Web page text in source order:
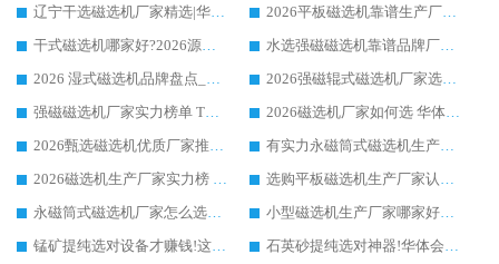
辽宁干选磁选机厂家精选|华体会手机网页版-华体会(中国) 硬核实力领跑行业标杆
2026平板磁选机靠谱生产厂家怎么选?行业标杆华体会手机网页版-华体会(中国) ，凭硬实力脱颖而出
干式磁选机哪家好?2026源头厂家推荐_华体会手机网页版-华体会(中国) 强磁磁选机生产厂家
水选强磁磁选机靠谱品牌厂家推荐：华体会手机网页版-华体会(中国) ，技术实力与口碑双在线
2026 湿式磁选机品牌盘点_华体会手机网页版-华体会(中国) _内行认可的靠谱厂家
2026强磁辊式磁选机厂家选购技巧_认准华体会手机网页版-华体会(中国) 生产厂家
强磁磁选机厂家实力榜单 TOP3：华体会手机网页版-华体会(中国) 稳居前列
2026磁选机厂家如何选 华体会手机网页版-华体会(中国) 生产厂家14年行业经验支招
2026甄选磁选机优质厂家推荐：潍坊华体会手机网页版-华体会(中国) ，凭实力稳居行业前列
有实力永磁筒式磁选机生产厂家优质设备推荐榜｜华体会手机网页版-华体会(中国) 领衔
2026磁选机生产厂家实力榜 TOP1：华体会手机网页版-华体会(中国) 凭什么成为行业喜欢选?
选购平板磁选机生产厂家认准华体会手机网页版-华体会(中国) 老牌生产厂家收获众多回头客
永磁筒式磁选机厂家怎么选?14 年老厂华体会手机网页版-华体会(中国) 凭实力出圈，这 5 大优势太圈粉
小型磁选机生产厂家哪家好?2026 年实测推荐，华体会手机网页版-华体会(中国) 十年口碑厂值得闭眼入
锰矿提纯选对设备才赚钱!这家临朐厂家的强磁辊磁选机凭啥成行业标杆?
石英砂提纯选对神器!华体会手机网页版-华体会(中国) 强磁辊式磁选机价格优势全解析(2026 实测)